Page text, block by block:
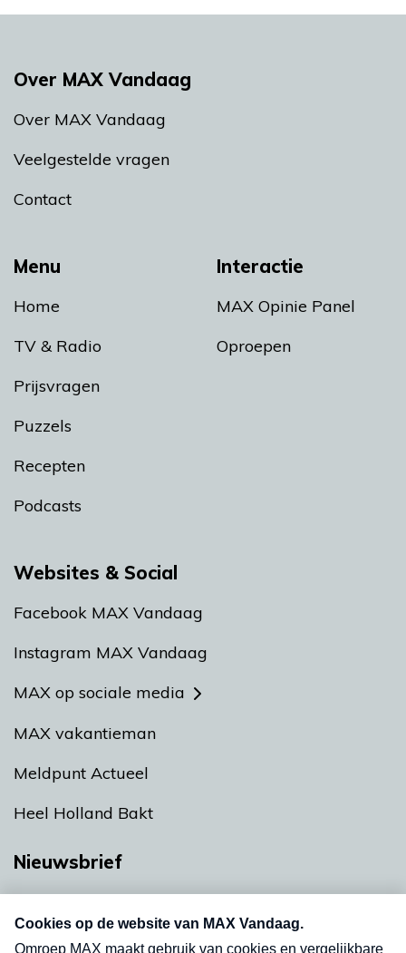
Menu
Home
TV & Radio
Prijsvragen
Puzzels
Recepten
Podcasts
Interactie
MAX Opinie Panel
Oproepen
Over MAX Vandaag
Over MAX Vandaag
Veelgestelde vragen
Contact
Websites & Social
Facebook MAX Vandaag
Instagram MAX Vandaag
MAX op sociale media
MAX vakantieman
Meldpunt Actueel
Heel Holland Bakt
Nieuwsbrief
nieuwsbrief. Elke vrijdag- en dinsdagochtend in
uw mailbox.